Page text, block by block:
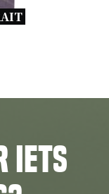
iets